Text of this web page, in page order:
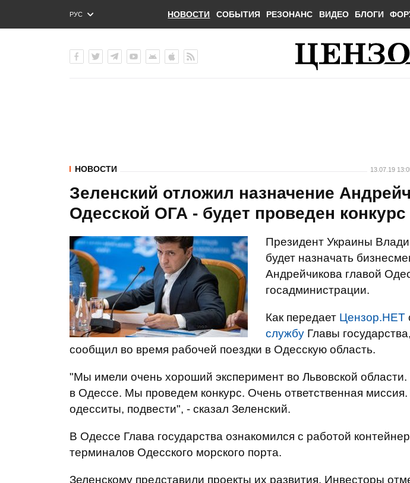
РУС
ENG
НОВОСТИ СОБЫТИЯ РЕЗОНАНС ВИДЕО БЛОГИ
НОВОСТИ 13.07.19
Зеленский отложил назначение
Одесской ОГА - будет проведен конкурс
Президент Украины
будет назначать
Андрейчикова главой
госадминистрации.
Как передает Цензор.НЕТ
службу Главы
сообщил во время рабочей поездки в Одесскую область.
"Мы имели очень хороший эксперимент во Львовской
в Одессе. Мы проведем конкурс. Очень ответственная
одесситы, подвести", - сказал Зеленский.
В Одессе Глава государства ознакомился с работой
терминалов Одесского морского порта.
Зеленскому представили проекты их развития. Инвесторы